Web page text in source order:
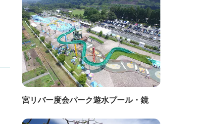
宮リバー度会パーク遊水プール・鏡